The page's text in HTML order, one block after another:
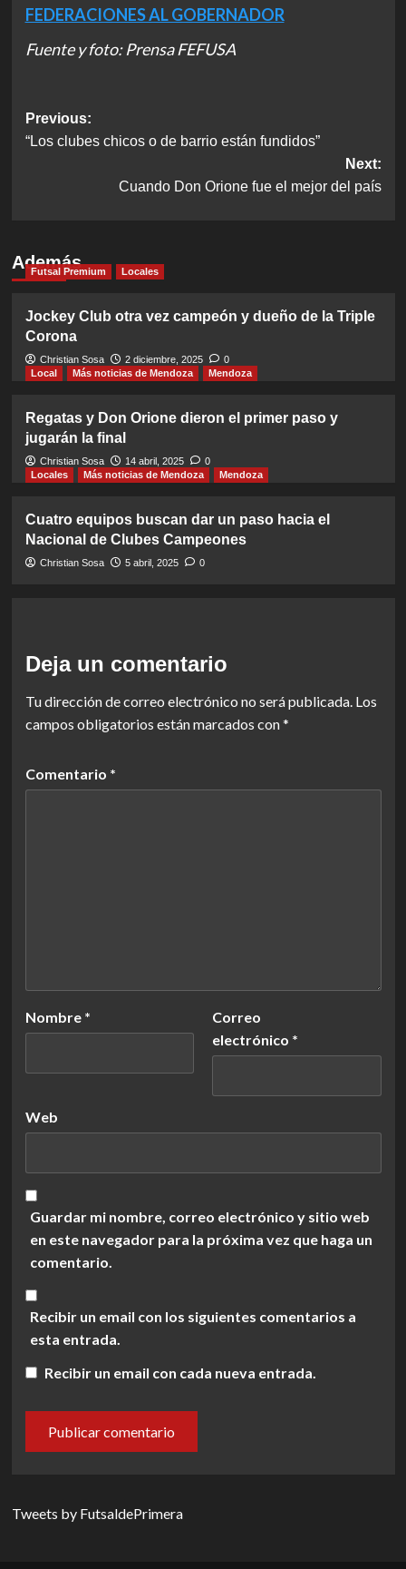
FEDERACIONES AL GOBERNADOR
Fuente y foto: Prensa FEFUSA
Post
navigation
Previous:
“Los clubes chicos o de barrio están fundidos”
Next:
Cuando Don Orione fue el mejor del país
Además
Futsal Premium Locales
Jockey Club otra vez campeón y dueño de la Triple
Corona
Christian Sosa 2 diciembre, 2025
0
Local
Más noticias de Mendoza Mendoza
Regatas y Don Orione dieron el primer paso y
jugarán la final
Christian Sosa 14 abril, 2025
0
Locales
Más noticias de Mendoza Mendoza
Cuatro equipos buscan dar un paso hacia el
Nacional de Clubes Campeones
Christian Sosa 5 abril, 2025 0
Deja un comentario
Tu dirección de correo electrónico no será publicada. Los
campos obligatorios están marcados con*
Comentario *
Nombre *
Correo
electrónico *
Web
Guardar mi nombre, correo electrónico y sitio web
en este navegador para la próxima vez que haga un
comentario.
Recibir un email con los siguientes comentarios a
esta entrada.
Recibir un email con cada nueva entrada.
Tweets by FutsaldePrimera